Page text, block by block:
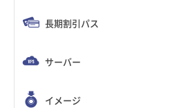
長期割引パス
サーバー
イメージ